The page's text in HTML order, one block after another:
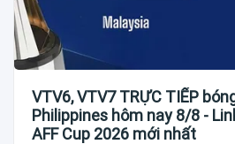
VTV6, VTV7 TRỰC TIẾP
Philippines hôm nay 8/8 -
AFF Cup 2026 mới nhất